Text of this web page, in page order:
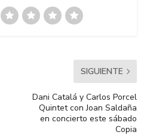
SIGUIENTE
Dani Catalá y Carlos Porcel
Quintet con Joan Saldaña
en concierto este sábado
Copia